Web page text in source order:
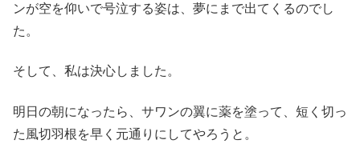
ンが空を仰いで号泣する姿は、夢にまで出てくるのでし
た。
そして、私は決心しました。
明日の朝になったら、サワンの翼に薬を塗って、短く切っ
た風切羽根を早く元通りにしてやろうと。